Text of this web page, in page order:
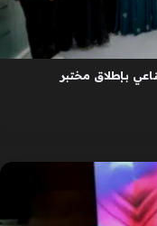
بإطلاق مختبر